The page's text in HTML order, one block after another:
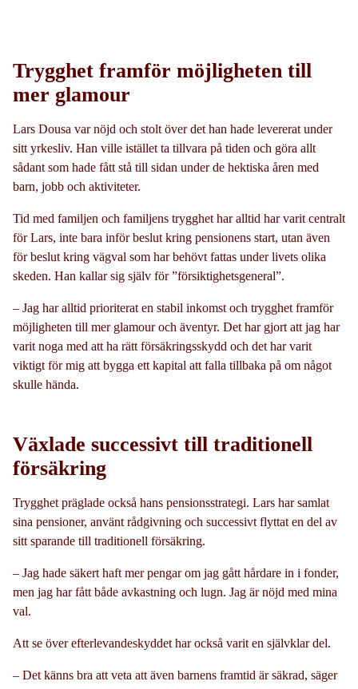
Trygghet framför möjligheten till
mer glamour
Lars Dousa var nöjd och stolt över det han hade levererat under
sitt yrkesliv. Han ville istället ta tillvara på tiden och göra allt
sådant som hade fått stå till sidan under de hektiska åren med
barn, jobb och aktiviteter.
Tid med familjen och familjens trygghet har alltid har varit centralt
för Lars, inte bara inför beslut kring pensionens start, utan även
för beslut kring vägval som har behövt fattas under livets olika
skeden. Han kallar sig själv för ”försiktighetsgeneral”.
– Jag har alltid prioriterat en stabil inkomst och trygghet framför
möjligheten till mer glamour och äventyr. Det har gjort att jag har
varit noga med att ha rätt försäkringsskydd och det har varit
viktigt för mig att bygga ett kapital att falla tillbaka på om något
skulle hända.
Växlade successivt till traditionell
försäkring
Trygghet präglade också hans pensionsstrategi. Lars har samlat
sina pensioner, använt rådgivning och successivt flyttat en del av
sitt sparande till traditionell försäkring.
– Jag hade säkert haft mer pengar om jag gått hårdare in i fonder,
men jag har fått både avkastning och lugn. Jag är nöjd med mina
val.
Att se över efterlevandeskyddet har också varit en självklar del.
– Det känns bra att veta att även barnens framtid är säkrad, säger